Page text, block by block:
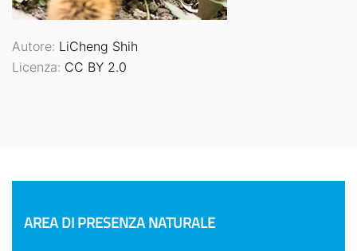
Autore: LiCheng Shih
Licenza: CC BY 2.0
AREA DI PRESENZA NATURALE